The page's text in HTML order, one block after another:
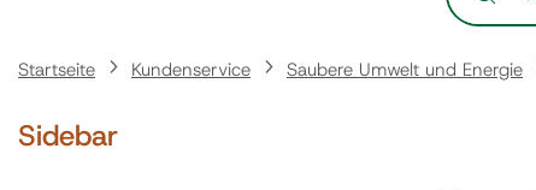
Startseite Kundenservice Saubere Umwelt und Energie
Sidebar